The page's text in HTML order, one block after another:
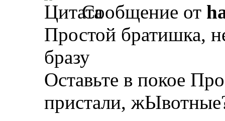
Сообщение от
Простой братишка,
бразу
Оставьте в покое
пристали,